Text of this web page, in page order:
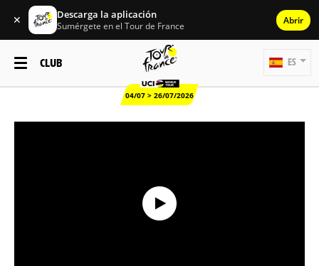
✕ Descarga la aplicación
Sumérgete en el Tour de France Abrir
CLUB
04/07 > 26/07/2026
ES